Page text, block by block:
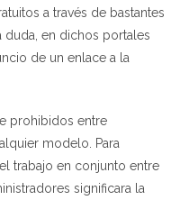
a través de bastantes
duda, en dichos portales
de un enlace a la
prohibidos entre
modelo. Para
trabajo en conjunto entre
significara la